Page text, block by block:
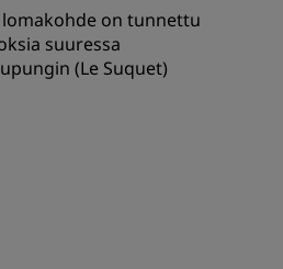
hotellit
lomakohde on tunnettu
suuressa
(Le Suquet)